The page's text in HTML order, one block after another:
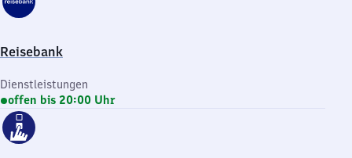
Reisebank
Dienstleistungen
offen bis 20:00 Uhr